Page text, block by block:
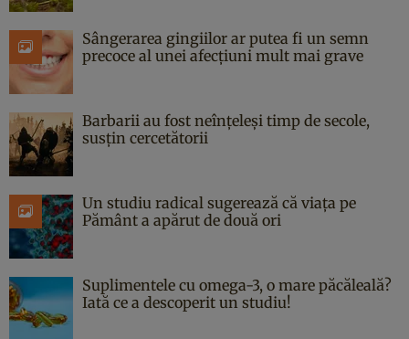
Sângerarea gingiilor ar putea fi un semn
precoce al unei afecțiuni mult mai grave
Barbarii au fost neînțeleși timp de secole,
susțin cercetătorii
Un studiu radical sugerează că viața pe
Pământ a apărut de două ori
Suplimentele cu omega-3, o mare păcăleală?
Iată ce a descoperit un studiu!